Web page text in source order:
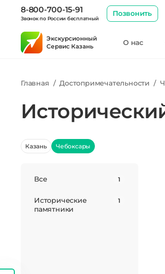
8-800-700-15-91
Звонок по России бесплатный
Позвонить
Экскурсионный
Сервис Казань
О нас
Главная / Достопримечательности /
Казань Чебоксары
Все 1
Исторические
памятники
1